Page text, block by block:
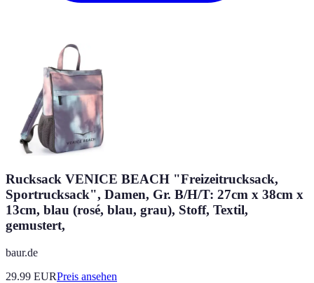
Rucksack VENICE BEACH "Freizeitrucksack,
Sportrucksack", Damen, Gr. B/H/T: 27cm x 38cm x
13cm, blau (rosé, blau, grau), Stoff, Textil,
gemustert,
baur.de
29.99 EURPreis ansehen